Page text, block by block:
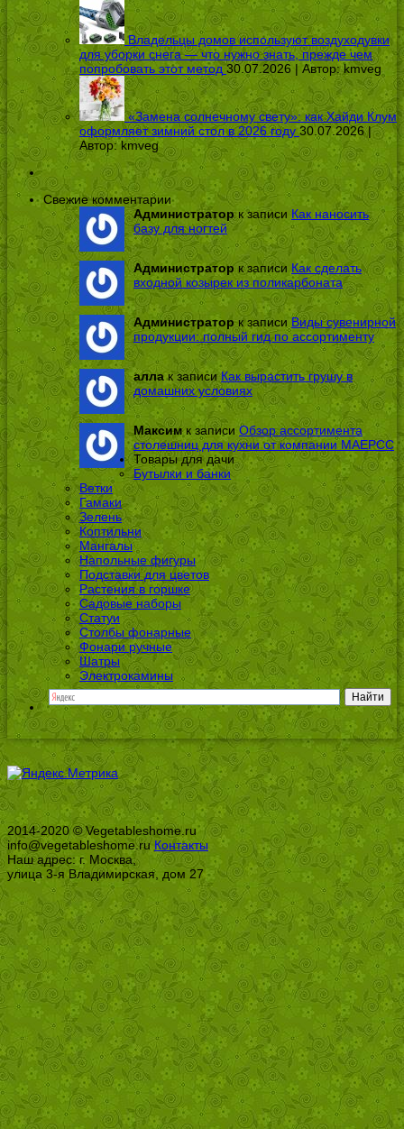
Владельцы домов используют воздуходувки
для уборки снега — что нужно знать, прежде чем
попробовать этот метод 30.07.2026 | Автор:kmveg
«Замена солнечному свету»: как Хайди Клум
оформляет зимний стол в 2026 году 30.07.2026 |
Автор:kmveg
Свежие комментарии
Администраторк записи Как наносить
базу для ногтей
Администратор к записи Как сделать
входной козырек из поликарбоната
Администраторк записи Виды сувенирной
продукции: полный гид по ассортименту
аллак записиКак вырастить грушу в
домашних условиях
Максимк записи Обзор ассортимента
столешниц для кухни от компании МАЕРСС
Товары для дачи
Бутылки и банки
Ветки
Гамаки
Зелень
Коптильни
Мангалы
Напольные фигуры
Подставки для цветов
Растения в горшке
Садовые наборы
Статуи
Столбы фонарные
Фонари ручные
Шатры
Электрокамины
2014-2020 © Vegetableshome.ru
info@vegetableshome.ru Контакты
Наш адрес: г. Москва,
улица 3-я Владимирская, дом 27